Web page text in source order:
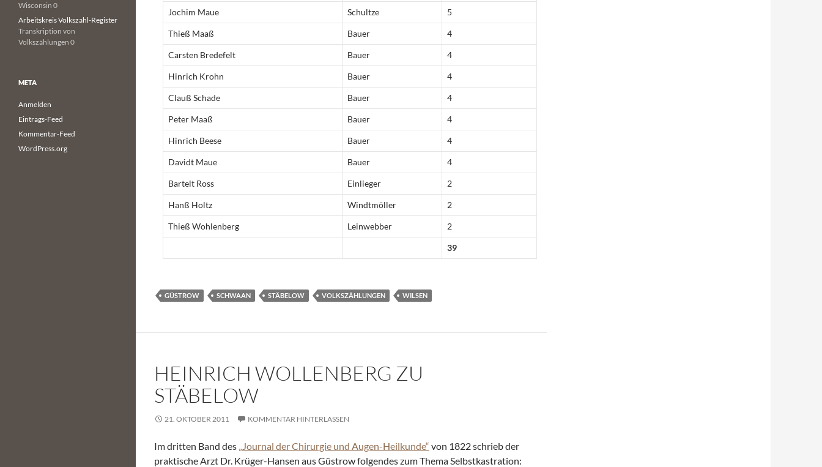
Jochim Maue Schultze 5
Thieß Maaß Bauer 4
Carsten Bredefelt Bauer 4
Hinrich Krohn Bauer 4
Clauß Schade Bauer 4
Peter Maaß Bauer 4
Hinrich Beese Bauer 4
Davidt Maue Bauer 4
Bartelt Ross Einlieger 2
Hanß Holtz Windtmöller 2
Thieß Wohlenberg Leinwebber 2
39
GÜSTROW SCHWAAN STÄBELOW VOLKSZÄHLUNGEN WILSEN
HEINRICH WOLLENBERG ZU
STÄBELOW
21. OKTOBER 2011 KOMMENTAR HINTERLASSEN
Im dritten Band des „Journal der Chirurgie und Augen-Heilkunde“ von 1822 schrieb der
praktische Arzt Dr. Krüger-Hansen aus Güstrow folgendes zum Thema Selbstkastration:
Wisconsin 0
Arbeitskreis Volkszahl-Register
Transkription von
Volkszählungen 0
META
Anmelden
Eintrags-Feed
Kommentar-Feed
WordPress.org